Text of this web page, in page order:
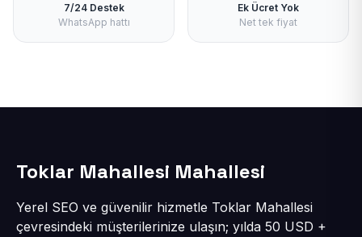
7/24 Destek
WhatsApp hattı
Ek Ücret Yok
Net tek fiyat
Toklar Mahallesi Mahallesi
Yerel SEO ve güvenilir hizmetle Toklar Mahallesi
çevresindeki müşterilerinize ulaşın; yılda 50 USD +